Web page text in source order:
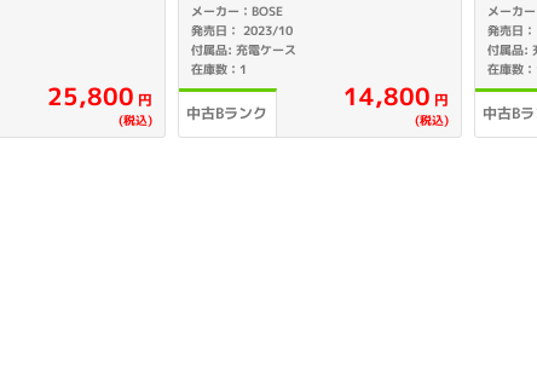
25,800 円
(税込)
メーカー：BOSE
発売日： 2023/10
付属品: 充電ケース
在庫数：1
中古Bランク
14,800 円
(税込)
メーカ
発売日
付属品:
在庫数
中古B
ドライブ
ドライブの絞り込み
BD−R BD-ROM DVD-マルチ
DVDスーパーマルチ その他